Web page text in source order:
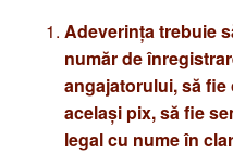
Adeverinţa trebuie
număr de
angajatorului, să
acelaşi pix, să fie
legal cu nume în